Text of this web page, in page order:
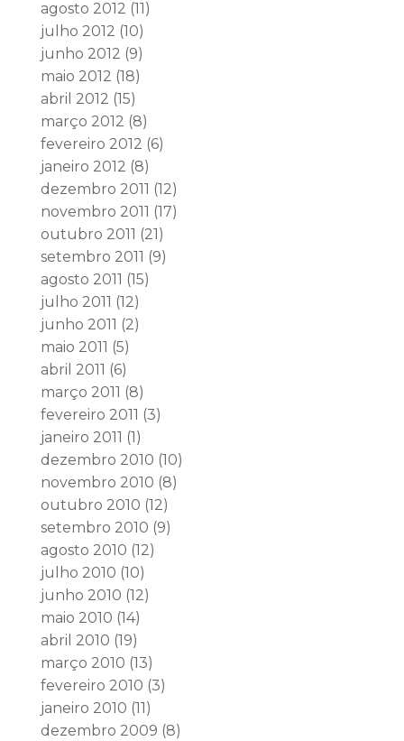
agosto 2012 (11)
julho 2012 (10)
junho 2012 (9)
maio 2012 (18)
abril 2012 (15)
março 2012 (8)
fevereiro 2012 (6)
janeiro 2012 (8)
dezembro 2011 (12)
novembro 2011 (17)
outubro 2011 (21)
setembro 2011 (9)
agosto 2011 (15)
julho 2011 (12)
junho 2011 (2)
maio 2011 (5)
abril 2011 (6)
março 2011 (8)
fevereiro 2011 (3)
janeiro 2011 (1)
dezembro 2010 (10)
novembro 2010 (8)
outubro 2010 (12)
setembro 2010 (9)
agosto 2010 (12)
julho 2010 (10)
junho 2010 (12)
maio 2010 (14)
abril 2010 (19)
março 2010 (13)
fevereiro 2010 (3)
janeiro 2010 (11)
dezembro 2009 (8)